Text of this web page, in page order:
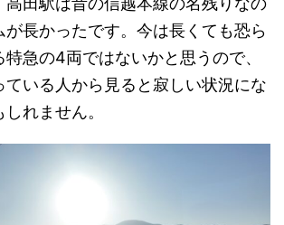
が長かったです。今は長くても恐ら
特急の4両ではないかと思うので、
ている人から見ると寂しい状況にな
れません。